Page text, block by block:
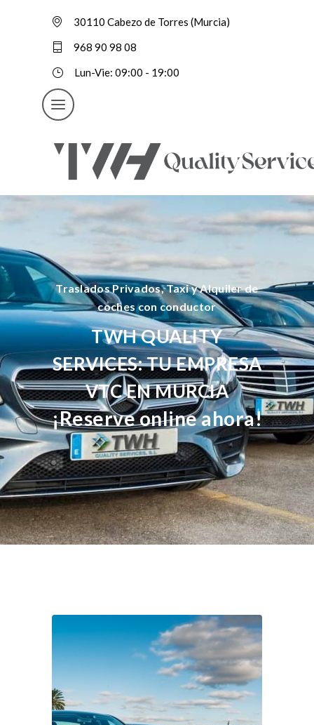
30110 Cabezo de Torres (Murcia)
968 90 98 08
Lun-Vie: 09:00 - 19:00
Traslados Privados, Taxi y Alquiler de
coches con conductor
TWH QUALITY
SERVICES: TU EMPRESA
VTC EN MURCIA
¡Reserve online ahora!